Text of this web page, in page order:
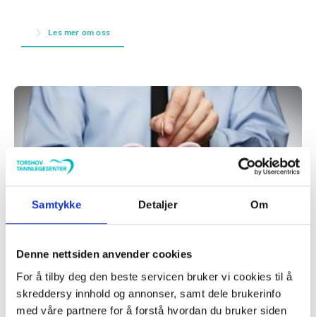
Samtykke Detaljer Om
Denne nettsiden anvender cookies
For å tilby deg den beste servicen bruker vi cookies til å
skreddersy innhold og annonser, samt dele brukerinfo
med våre partnere for å forstå hvordan du bruker siden
Les mer om oss
vedlikeholdsundersøkelse. Nye pasienter får 30 % rabatt
og betaler kun kr 690.